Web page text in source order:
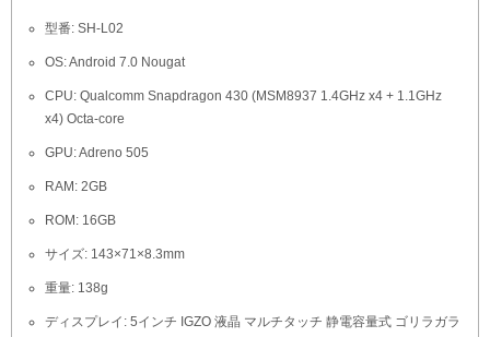
型番: SH-L02
OS: Android 7.0 Nougat
CPU: Qualcomm Snapdragon 430 (MSM8937 1.4GHz x4 + 1.1GHz
x4) Octa-core
GPU: Adreno 505
RAM: 2GB
ROM: 16GB
サイズ: 143×71×8.3mm
重量: 138g
ディスプレイ: 5インチ IGZO 液晶 マルチタッチ 静電容量式 ゴリラガラ